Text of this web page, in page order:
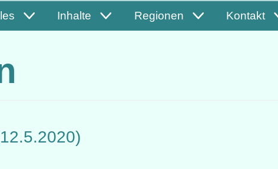
Inhalte Regionen Kontakt